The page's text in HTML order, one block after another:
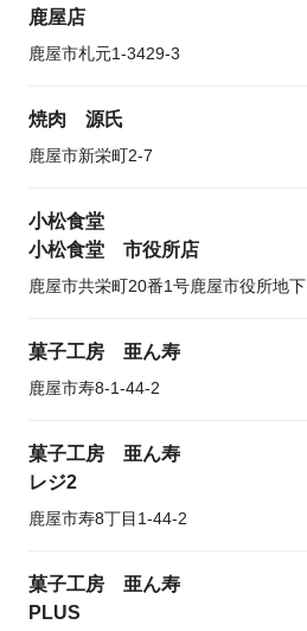
鹿屋店
鹿屋市札元1-3429-3
焼肉 源氏
鹿屋市新栄町2-7
小松食堂
小松食堂 市役所店
鹿屋市共栄町20番1号鹿屋市役所地下
菓子工房 亜ん寿
鹿屋市寿8-1-44-2
菓子工房 亜ん寿
レジ2
鹿屋市寿8丁目1-44-2
菓子工房 亜ん寿
PLUS